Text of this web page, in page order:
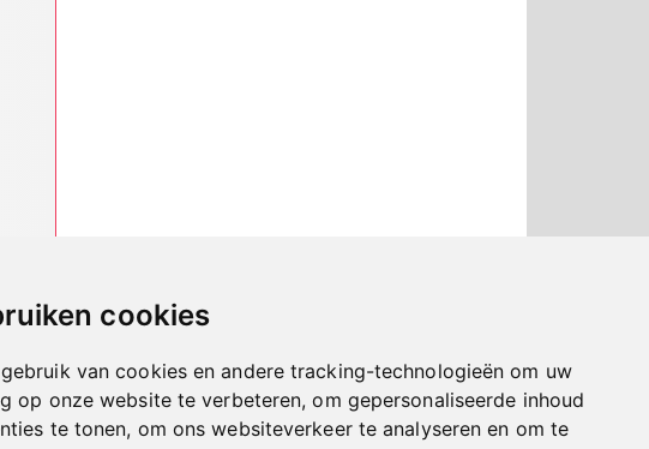
cookies
van cookies en andere tracking-technologieën om uw
op onze website te verbeteren, om gepersonaliseerde inhoud
te tonen, om ons websiteverkeer te analyseren en om te
Technische realisatie